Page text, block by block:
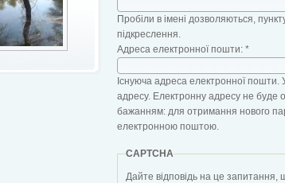
Пробіли в імені дозволяються,
підкреслення.
Адреса електронної пошти: *
Існуюча адреса електронної
адресу. Електронну адресу не буде
бажанням: для отримання нового
електронною поштою.
CAPTCHA
Дайте відповідь на це